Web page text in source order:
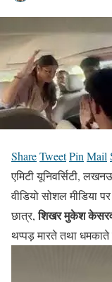
ShareTweetPin Mail
एमिटी यूनिवर्सिटी,
वीडियो सोशल मीडिया
छात्र,शिखर मुकेश
थप्पड़ मारते तथा